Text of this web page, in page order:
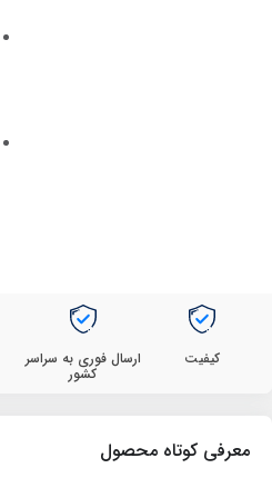
کیفیت ارسال فوری به سراسر
کشور
معرفی کوتاه محصول